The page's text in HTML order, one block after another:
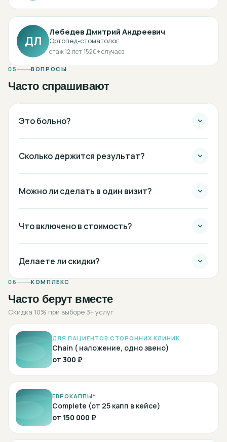
ДЛ
Лебедев Дмитрий Андреевич
Ортопед-стоматолог
стаж12лет·1520+ случаев
05 ВОПРОСЫ
Часто спрашивают
Это больно?
Сколько держится результат?
Можно ли сделать в один визит?
Что включено в стоимость?
Делаете ли скидки?
06 КОМПЛЕКС
Часто берут вместе
Скидка 10% при выборе 3+ услуг
ДЛЯ ПАЦИЕНТОВ СТОРОННИХ КЛИНИК
Chain ( наложение, одно звено)
от 300 ₽
ЕВРОКАППЫ*
Complete (от 25 капп в кейсе)
от 150 000 ₽